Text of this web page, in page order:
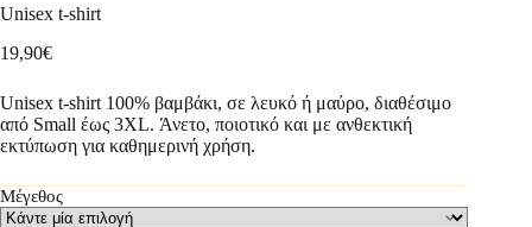
Unisex t-shirt
19,90€
Unisex t-shirt 100% βαμβάκι, σε λευκό ή μαύρο, διαθέσιμο
από Small έως 3XL. Άνετο, ποιοτικό και με ανθεκτική
εκτύπωση για καθημερινή χρήση.
Μέγεθος